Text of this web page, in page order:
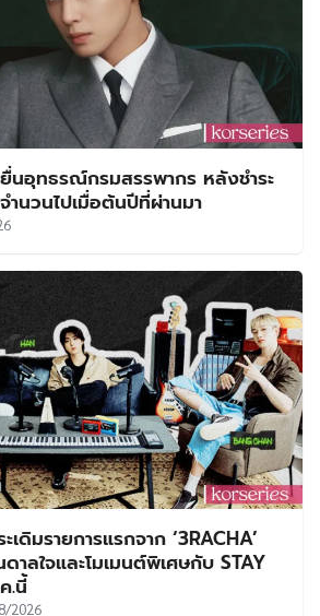
ยื่นอุทธรณ์กรมสรรพากร หลังชำระ
นวนไปเมื่อต้นปีที่ผ่านมา
ดิมรายการแรกจาก ‘3RACHA’
าลใจและโมเมนต์พิเศษกับ STAY
.นี้
2026